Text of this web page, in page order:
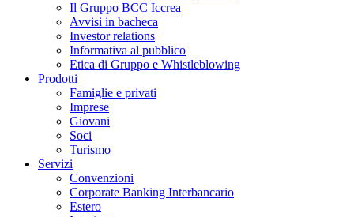
Il Gruppo BCC Iccrea
Avvisi in bacheca
Investor relations
Informativa al pubblico
Etica di Gruppo e Whistleblowing
Prodotti
Famiglie e privati
Imprese
Giovani
Soci
Turismo
Servizi
Convenzioni
Corporate Banking Interbancario
Estero